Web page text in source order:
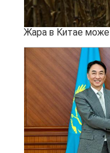
Жара в Китае